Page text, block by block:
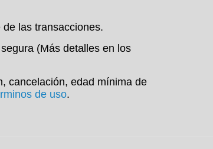
las transacciones.
(Más detalles en los
cancelación, edad mínima de
de uso.